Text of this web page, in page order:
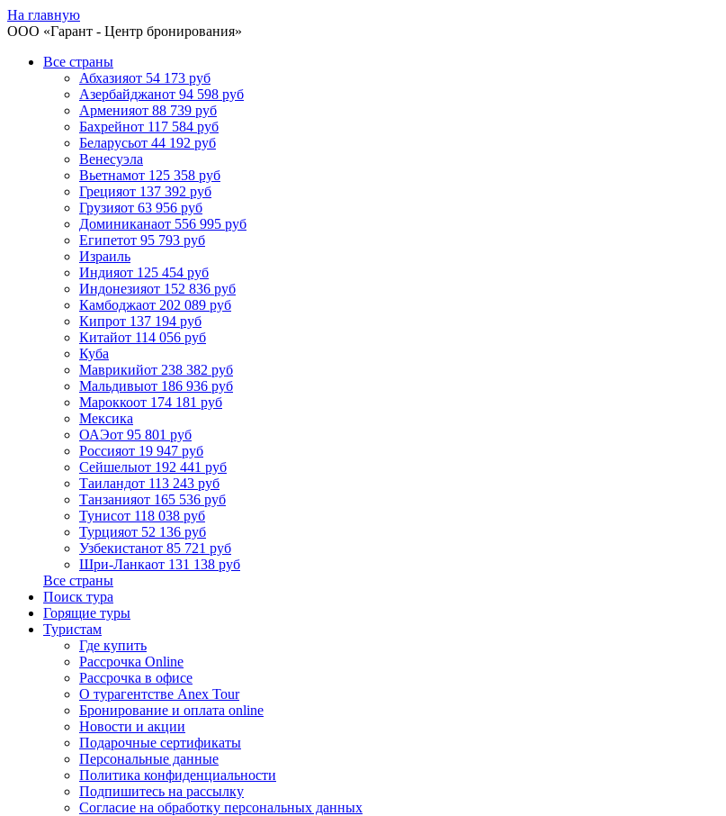
На главную
ООО «Гарант - Центр бронирования»
Все страны
Абхазияот 54 173 руб
Азербайджанот 94 598 руб
Арменияот 88 739 руб
Бахрейнот 117 584 руб
Беларусьот 44 192 руб
Венесуэла
Вьетнамот 125 358 руб
Грецияот 137 392 руб
Грузияот 63 956 руб
Доминиканаот 556 995 руб
Египетот 95 793 руб
Израиль
Индияот 125 454 руб
Индонезияот 152 836 руб
Камбоджаот 202 089 руб
Кипрот 137 194 руб
Китайот 114 056 руб
Куба
Маврикийот 238 382 руб
Мальдивыот 186 936 руб
Мароккоот 174 181 руб
Мексика
ОАЭот 95 801 руб
Россияот 19 947 руб
Сейшелыот 192 441 руб
Таиландот 113 243 руб
Танзанияот 165 536 руб
Тунисот 118 038 руб
Турцияот 52 136 руб
Узбекистанот 85 721 руб
Шри-Ланкаот 131 138 руб
Все страны
Поиск тура
Горящие туры
Туристам
Где купить
Рассрочка Online
Рассрочка в офисе
О турагентстве Anex Tour
Бронирование и оплата online
Новости и акции
Подарочные сертификаты
Персональные данные
Политика конфиденциальности
Подпишитесь на рассылку
Согласие на обработку персональных данных